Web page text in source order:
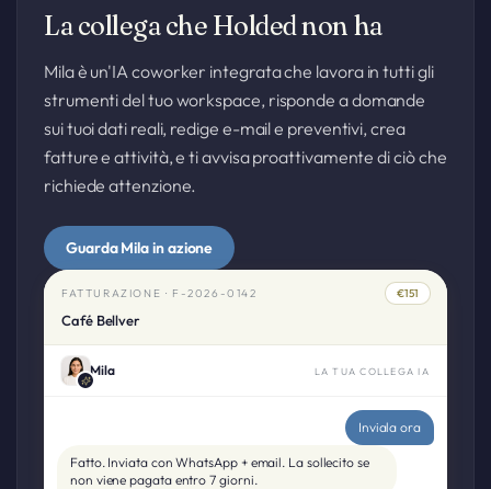
La collega che Holded non ha
Mila è un'IA coworker integrata che lavora in tutti gli
strumenti del tuo workspace, risponde a domande
sui tuoi dati reali, redige e-mail e preventivi, crea
fatture e attività, e ti avvisa proattivamente di ciò che
richiede attenzione.
Guarda Mila in azione
FATTURAZIONE · F-2026-0142 €151
Café Bellver
Mila LA TUA COLLEGA IA
Inviala ora
Fatto. Inviata con WhatsApp + email. La sollecito se
non viene pagata entro 7 giorni.